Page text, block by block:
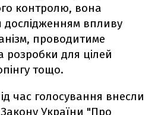
контролю, вона
дослідженням впливу
проводитиме
розробки для цілей
тощо.
час голосування внесли
Закону України "Про